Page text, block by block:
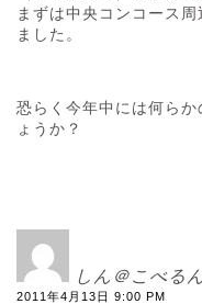
まずは中央コンコース
ました。
恐らく今年中には何ら
ょうか？
しん＠こべるん
2011年4月13日 9:00 PM